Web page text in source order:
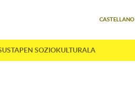
CASTELLANO
SOZIOKULTURALA